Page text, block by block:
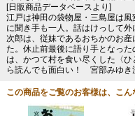
[日販商品データベースより]
江戸は神田の袋物屋・三島屋は
に聞き手も一人。話はけっして
次郎は、従妹であるおちかのお
た。休止前最後に語り手となっ
は、かつて村を食い尽くした〈
ら読んでも面白い！ 宮部みゆき
この商品をご覧のお客様は、こん